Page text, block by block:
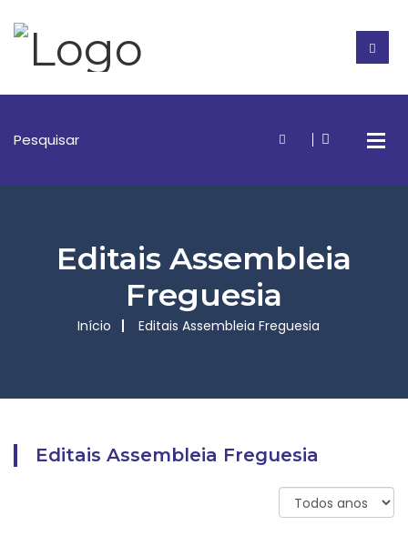
Editais Assembleia
Freguesia
Início Editais Assembleia Freguesia
Editais Assembleia Freguesia